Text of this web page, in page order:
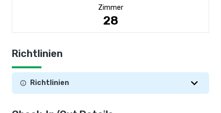
Zimmer
28
Richtlinien
Richtlinien